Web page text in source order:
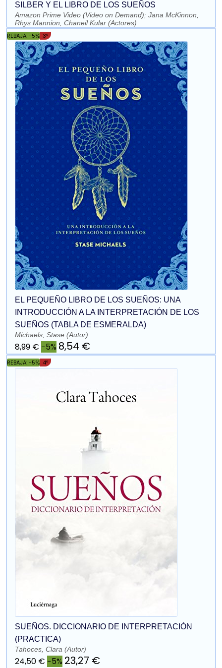
SILBER Y EL LIBRO DE LOS SUEÑOS
Amazon Prime Video (Video on Demand); Jana McKinnon,
Rhys Mannion, Chaneil Kular (Actores)
REBAJA: -5% 3º
EL PEQUEÑO LIBRO DE LOS SUEÑOS: UNA
INTRODUCCIÓN A LA INTERPRETACIÓN DE LOS
SUEÑOS (TABLA DE ESMERALDA)
Michaels, Stase (Autor)
8,99 € −5% 8,54 €
REBAJA: -5% 4º
SUEÑOS. DICCIONARIO DE INTERPRETACIÓN
(PRACTICA)
Tahoces, Clara (Autor)
24,50 € −5% 23,27 €